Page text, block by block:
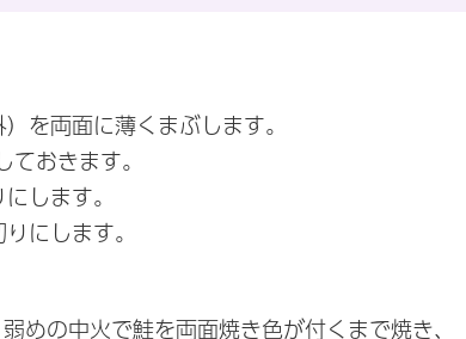
を両面に薄くまぶします。
ておきます。
します。
にします。
めの中火で鮭を両面焼き色が付くまで焼き、